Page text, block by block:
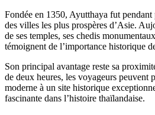
Fondée en 1350, Ayutthaya fut pendant
des villes les plus prospères d’Asie.
de ses temples, ses chedis
témoignent de l’importance historique
Son principal avantage reste sa
de deux heures, les voyageurs peuvent
moderne à un site historique
fascinante dans l’histoire thaïlandaise.